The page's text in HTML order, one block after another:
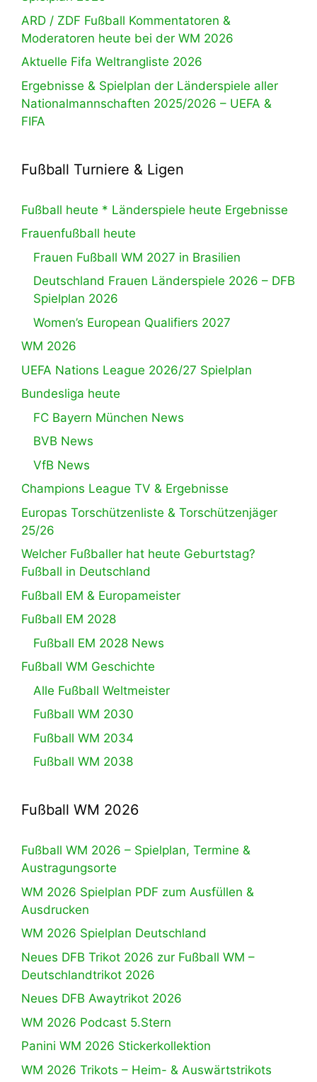
ARD / ZDF Fußball Kommentatoren &
Moderatoren heute bei der WM 2026
Aktuelle Fifa Weltrangliste 2026
Ergebnisse & Spielplan der Länderspiele aller
Nationalmannschaften 2025/2026 – UEFA &
FIFA
Fußball Turniere & Ligen
Fußball heute * Länderspiele heute Ergebnisse
Frauenfußball heute
Frauen Fußball WM 2027 in Brasilien
Deutschland Frauen Länderspiele 2026 – DFB
Spielplan 2026
Women’s European Qualifiers 2027
WM 2026
UEFA Nations League 2026/27 Spielplan
Bundesliga heute
FC Bayern München News
BVB News
VfB News
Champions League TV & Ergebnisse
Europas Torschützenliste & Torschützenjäger
25/26
Welcher Fußballer hat heute Geburtstag?
Fußball in Deutschland
Fußball EM & Europameister
Fußball EM 2028
Fußball EM 2028 News
Fußball WM Geschichte
Alle Fußball Weltmeister
Fußball WM 2030
Fußball WM 2034
Fußball WM 2038
Fußball WM 2026
Fußball WM 2026 – Spielplan, Termine &
Austragungsorte
WM 2026 Spielplan PDF zum Ausfüllen &
Ausdrucken
WM 2026 Spielplan Deutschland
Neues DFB Trikot 2026 zur Fußball WM –
Deutschlandtrikot 2026
Neues DFB Awaytrikot 2026
WM 2026 Podcast 5.Stern
Panini WM 2026 Stickerkollektion
WM 2026 Trikots – Heim- & Auswärtstrikots